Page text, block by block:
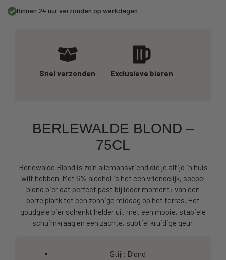
Binnen 24 uur verzonden op werkdagen
Snel verzonden Exclusieve bieren
BERLEWALDE BLOND –
75CL
Berlewalde Blond is zo’n allemansvriend die je altijd in huis
wilt hebben. Met 6% alcohol is het een vriendelijk, soepel
blond bier dat perfect past bij ieder moment: van een
borrelplank tot een zonnige middag op het terras. Het
goudgele bier schenkt helder uit met een mooie, stabiele
schuimkraag en een zachte, subtiel kruidige geur.
Stijl: Blond